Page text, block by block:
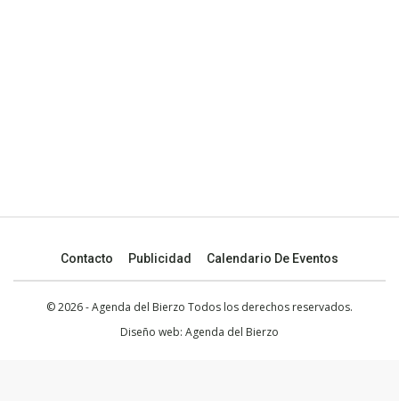
Contacto Publicidad Calendario De Eventos
© 2026 - Agenda del Bierzo Todos los derechos reservados.
Diseño web: Agenda del Bierzo